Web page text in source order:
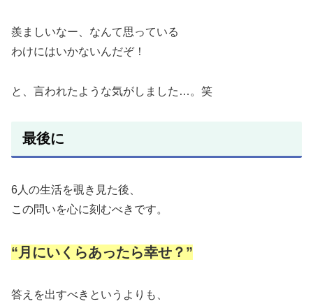
羨ましいなー、なんて思っている
わけにはいかないんだぞ！
と、言われたような気がしました…。笑
最後に
6人の生活を覗き見た後、
この問いを心に刻むべきです。
“月にいくらあったら幸せ？”
答えを出すべきというよりも、